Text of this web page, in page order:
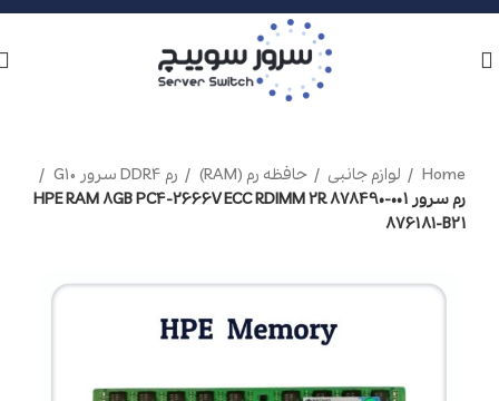
Home لوازم جانبی حافظه رم (RAM)
رم DDR4 سرور G10
رم سرور HPE RAM 8GB PC4-2666V ECC RDIMM 2R 878490-001
876181-B21